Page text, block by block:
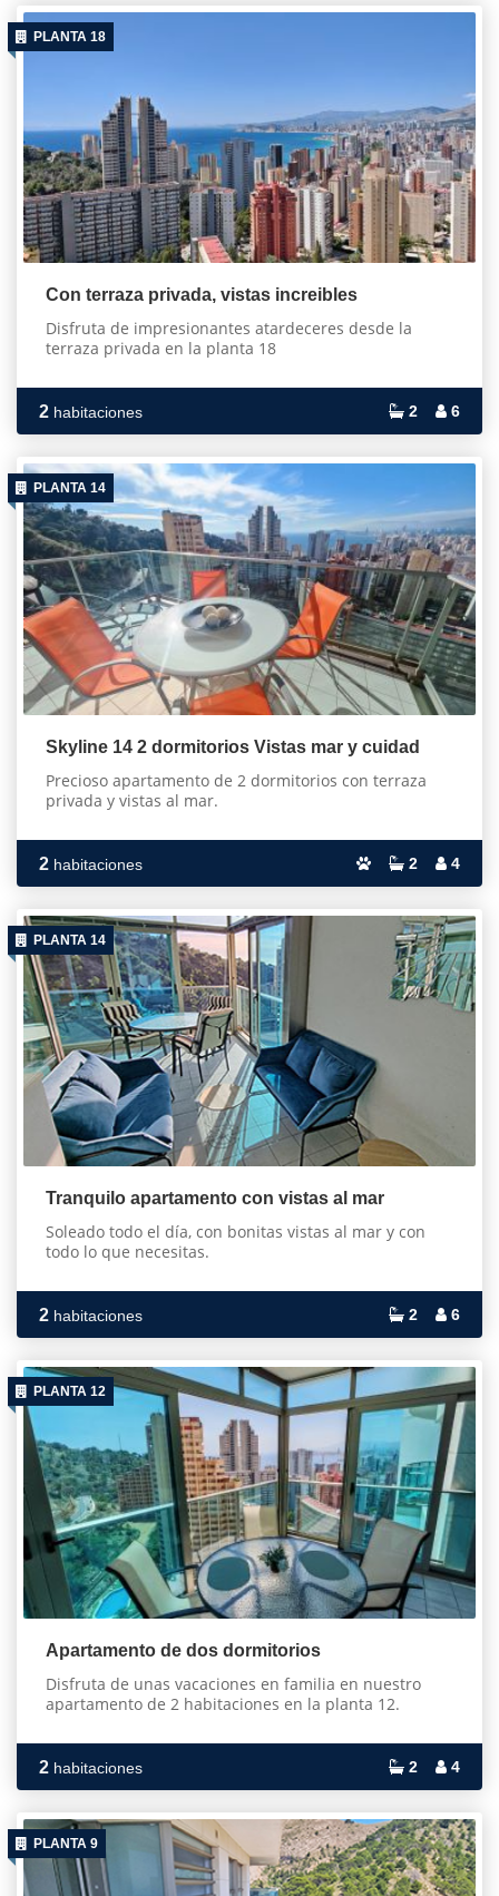
PLANTA 18
Con terraza privada, vistas increibles
Disfruta de impresionantes atardeceres desde la
terraza privada en la planta 18
2 habitaciones 2 6
PLANTA 14
Skyline 14 2 dormitorios Vistas mar y cuidad
Precioso apartamento de 2 dormitorios con terraza
privada y vistas al mar.
2 habitaciones 2 4
PLANTA 14
Tranquilo apartamento con vistas al mar
Soleado todo el día, con bonitas vistas al mar y con
todo lo que necesitas.
2 habitaciones 2 6
PLANTA 12
Apartamento de dos dormitorios
Disfruta de unas vacaciones en familia en nuestro
apartamento de 2 habitaciones en la planta 12.
2 habitaciones 2 4
PLANTA 9